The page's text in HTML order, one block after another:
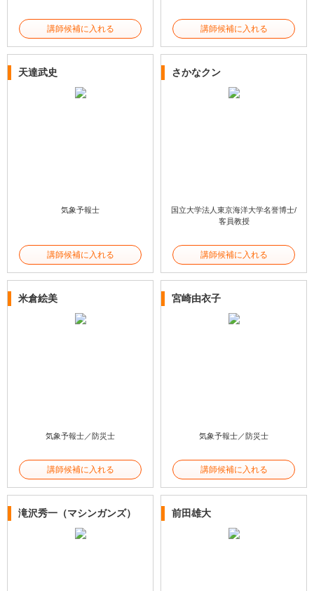
講師候補に入れる 講師候補に入れる
天達武史
気象予報士
講師候補に入れる
さかなクン
国立大学法人東京海洋大学名誉博士/
客員教授
講師候補に入れる
米倉絵美
気象予報士／防災士
講師候補に入れる
宮崎由衣子
気象予報士／防災士
講師候補に入れる
滝沢秀一（マシンガンズ） 前田雄大